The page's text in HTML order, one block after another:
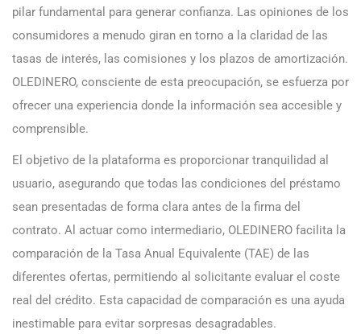
pilar fundamental para generar confianza. Las opiniones de los
consumidores a menudo giran en torno a la claridad de las
tasas de interés, las comisiones y los plazos de amortización.
OLEDINERO, consciente de esta preocupación, se esfuerza por
ofrecer una experiencia donde la información sea accesible y
comprensible.
El objetivo de la plataforma es proporcionar tranquilidad al
usuario, asegurando que todas las condiciones del préstamo
sean presentadas de forma clara antes de la firma del
contrato. Al actuar como intermediario, OLEDINERO facilita la
comparación de la Tasa Anual Equivalente (TAE) de las
diferentes ofertas, permitiendo al solicitante evaluar el coste
real del crédito. Esta capacidad de comparación es una ayuda
inestimable para evitar sorpresas desagradables.